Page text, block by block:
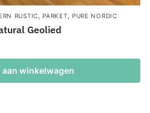
RUSTIC PARKET PURE NORDIC
Geolied
aan winkelwagen